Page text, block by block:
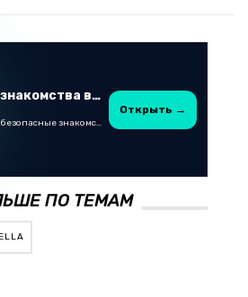
ZYYN — знакомства в Казахстане
Быстрые и безопасные знакомства в Telegram
Открыть →
ПО ТЕМАМ